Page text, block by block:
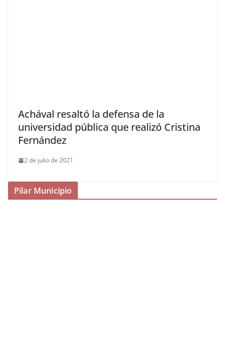
Achával resaltó la defensa de la
universidad pública que realizó Cristina
Fernández
2 de julio de 2021
Pilar Municipio